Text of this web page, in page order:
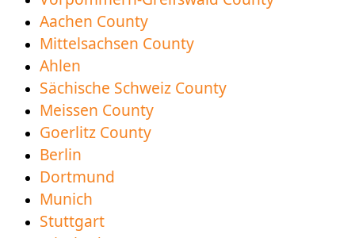
Aachen County
Mittelsachsen County
Ahlen
Sächische Schweiz County
Meissen County
Goerlitz County
Berlin
Dortmund
Munich
Stuttgart